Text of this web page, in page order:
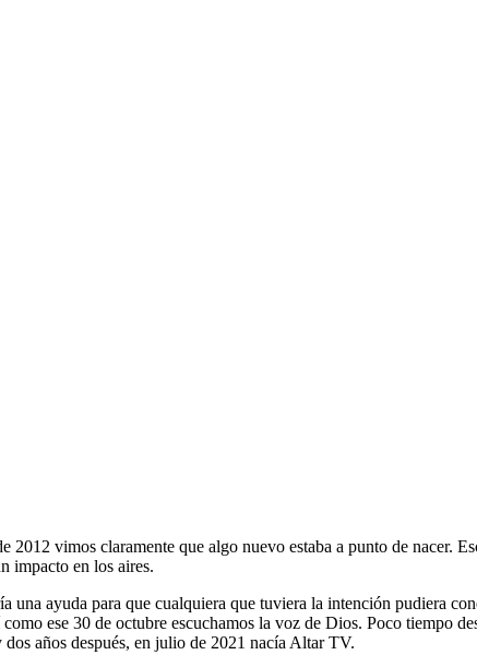
vimos claramente que algo nuevo estaba a punto de nacer.
impacto en los aires.
ayuda para que cualquiera que tuviera la intención pudiera
ese 30 de octubre escuchamos la voz de Dios. Poco tiempo
años después, en julio de 2021 nacía Altar TV.